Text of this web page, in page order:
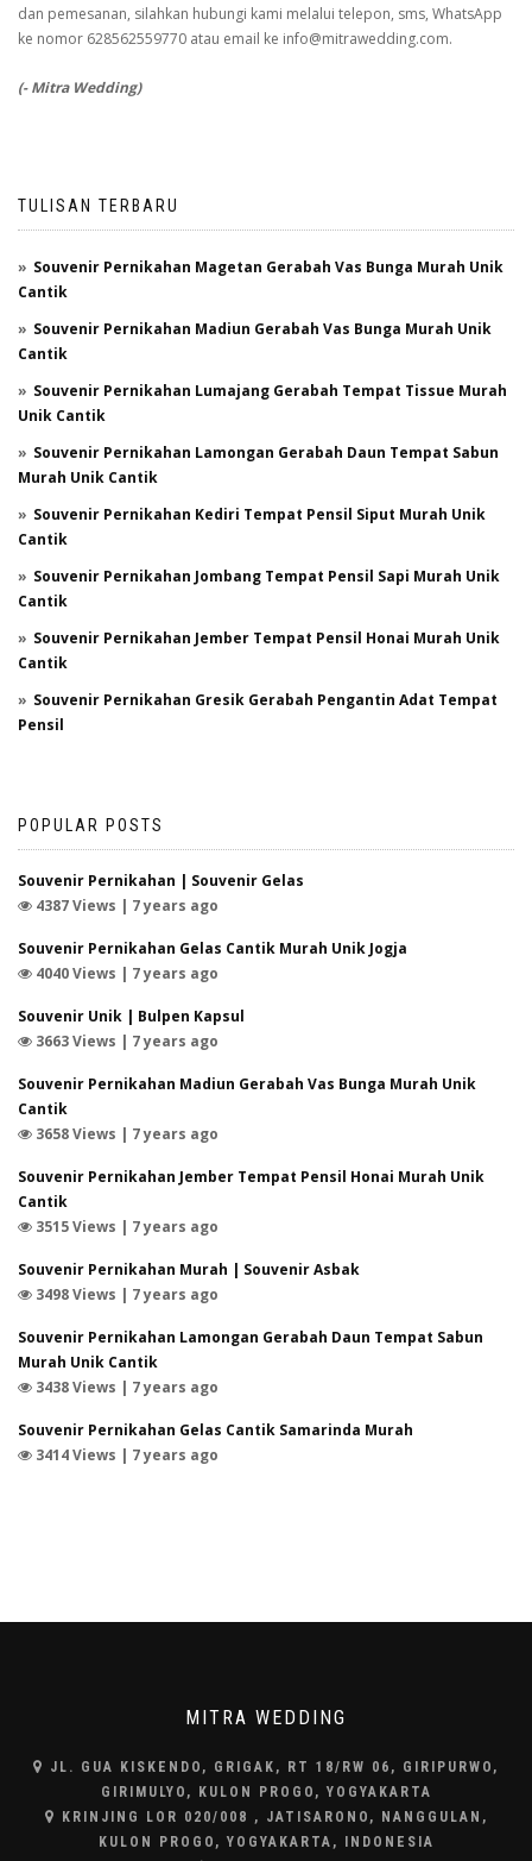
dan pemesanan, silahkan hubungi kami melalui telepon, sms, WhatsApp
ke nomor 628562559770 atau email ke info@mitrawedding.com.
(- Mitra Wedding)
TULISAN TERBARU
Souvenir Pernikahan Magetan Gerabah Vas Bunga Murah Unik
Cantik
Souvenir Pernikahan Madiun Gerabah Vas Bunga Murah Unik
Cantik
Souvenir Pernikahan Lumajang Gerabah Tempat Tissue Murah
Unik Cantik
Souvenir Pernikahan Lamongan Gerabah Daun Tempat Sabun
Murah Unik Cantik
Souvenir Pernikahan Kediri Tempat Pensil Siput Murah Unik
Cantik
Souvenir Pernikahan Jombang Tempat Pensil Sapi Murah Unik
Cantik
Souvenir Pernikahan Jember Tempat Pensil Honai Murah Unik
Cantik
Souvenir Pernikahan Gresik Gerabah Pengantin Adat Tempat
Pensil
POPULAR POSTS
Souvenir Pernikahan | Souvenir Gelas
4387 Views | 7 years ago
Souvenir Pernikahan Gelas Cantik Murah Unik Jogja
4040 Views | 7 years ago
Souvenir Unik | Bulpen Kapsul
3663 Views | 7 years ago
Souvenir Pernikahan Madiun Gerabah Vas Bunga Murah Unik
Cantik
3658 Views | 7 years ago
Souvenir Pernikahan Jember Tempat Pensil Honai Murah Unik
Cantik
3515 Views | 7 years ago
Souvenir Pernikahan Murah | Souvenir Asbak
3498 Views | 7 years ago
Souvenir Pernikahan Lamongan Gerabah Daun Tempat Sabun
Murah Unik Cantik
3438 Views | 7 years ago
Souvenir Pernikahan Gelas Cantik Samarinda Murah
3414 Views | 7 years ago
MITRA WEDDING
JL. GUA KISKENDO, GRIGAK, RT 18/RW 06, GIRIPURWO,
GIRIMULYO, KULON PROGO, YOGYAKARTA
KRINJING LOR 020/008 , JATISARONO, NANGGULAN,
KULON PROGO, YOGYAKARTA, INDONESIA